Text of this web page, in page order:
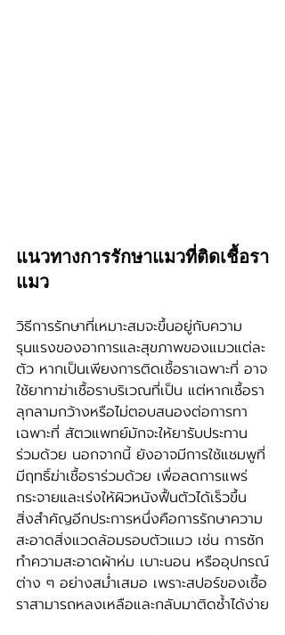
แนวทางการรักษาแมวที่ติดเชื้อรา
แมว
วิธีการรักษาที่เหมาะสมจะขึ้นอยู่กับความ
รุนแรงของอาการและสุขภาพของแมวแต่ละ
ตัว หากเป็นเพียงการติดเชื้อราเฉพาะที่ อาจ
ใช้ยาทาฆ่าเชื้อราบริเวณที่เป็น แต่หากเชื้อรา
ลุกลามกว้างหรือไม่ตอบสนองต่อการทา
เฉพาะที่ สัตวแพทย์มักจะให้ยารับประทาน
ร่วมด้วย นอกจากนี้ ยังอาจมีการใช้แชมพูที่
มีฤทธิ์ฆ่าเชื้อราร่วมด้วย เพื่อลดการแพร่
กระจายและเร่งให้ผิวหนังฟื้นตัวได้เร็วขึ้น
สิ่งสำคัญอีกประการหนึ่งคือการรักษาความ
สะอาดสิ่งแวดล้อมรอบตัวแมว เช่น การซัก
ทำความสะอาดผ้าห่ม เบาะนอน หรืออุปกรณ์
ต่าง ๆ อย่างสม่ำเสมอ เพราะสปอร์ของเชื้อ
ราสามารถหลงเหลือและกลับมาติดซ้ำได้ง่าย